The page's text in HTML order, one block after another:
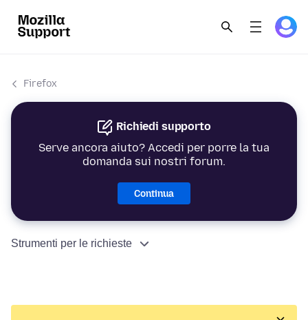
Firefox
Richiedi supporto
Serve ancora aiuto? Accedi per porre la tua
domanda sui nostri forum.
Continua
Strumenti per le richieste